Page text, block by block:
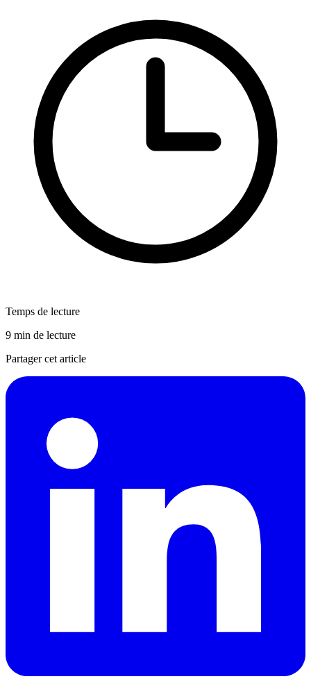
Temps de lecture
9 min de lecture
Partager cet article